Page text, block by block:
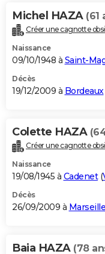
Michel HAZA (61
Créer une cagnotte
Naissance
09/10/1948 à Saint-
Décès
19/12/2009 à Bordeaux
Colette HAZA
Créer une cagnotte
Naissance
19/08/1945 à Cadenet(
Décès
26/09/2009 à Marseille
Baia HAZA (78